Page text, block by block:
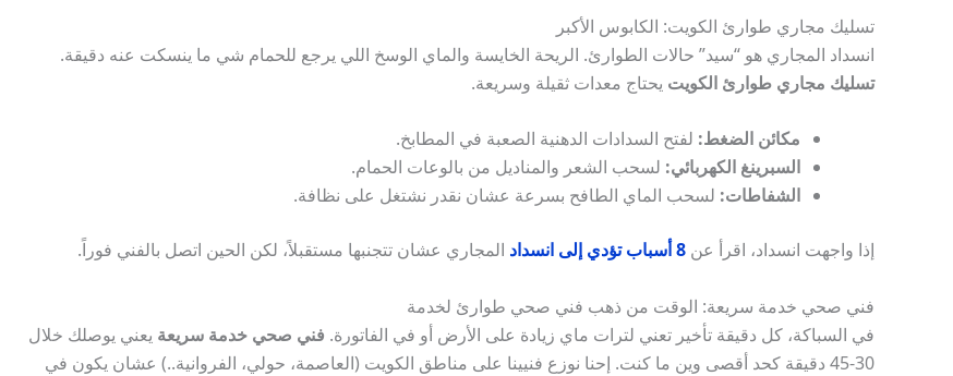
تسليك مجاري طوارئ الكويت: الكابوس الأكبر
انسداد المجاري هو “سيد” حالات الطوارئ. الريحة الخايسة والماي الوسخ اللي يرجع للحمام شي ما ينسكت عنه دقيقة.
تسليك مجاري طوارئ الكويت يحتاج معدات ثقيلة وسريعة.
مكائن الضغط: لفتح السدادات الدهنية الصعبة في المطابخ.
السبرينغ الكهربائي: لسحب الشعر والمناديل من بالوعات الحمام.
الشفاطات: لسحب الماي الطافح بسرعة عشان نقدر نشتغل على نظافة.
إذا واجهت انسداد، اقرأ عن 8 أسباب تؤدي إلى انسداد المجاري عشان تتجنبها مستقبلاً، لكن الحين اتصل بالفني فوراً.
فني صحي خدمة سريعة: الوقت من ذهب فني صحي طوارئ لخدمة
في السباكة، كل دقيقة تأخير تعني لترات ماي زيادة على الأرض أو في الفاتورة. فني صحي خدمة سريعة يعني يوصلك خلال
30-45 دقيقة كحد أقصى وين ما كنت. إحنا نوزع فنيينا على مناطق الكويت (العاصمة، حولي، الفروانية..) عشان يكون في